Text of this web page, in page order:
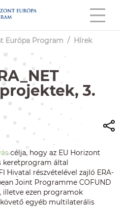
Európa Program / Hírek
3.
célja, hogy az EU Horizont
keretprogram által
Hivatal részvételével zajló ERA-
Joint Programme COFUND
illetve ezen programok
egyéb multilaterális